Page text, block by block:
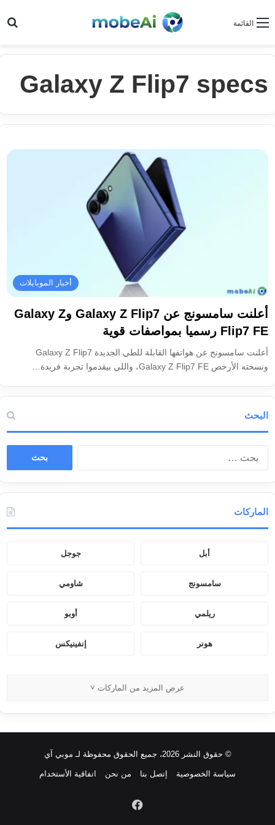
القائمة
Galaxy Z Flip7 specs
أخبار الموبايلات
أعلنت سامسونج عن Galaxy Z Flip7 وGalaxy Z
Flip7 FE رسميا بمواصفات قوية
أعلنت سامسونج عن هواتفها القابلة للطي الجديدة Galaxy Z Flip7
ونسخته الأرخص Galaxy Z Flip7 FE، واللي بيقدموا تجربة فريدة…
البحث
ن
الماركات
أبل جوجل
سامسونج شاومي
ريلمي أوبو
هونر إنفينيكس
عرض المزيد من الماركات ˅
© حقوق النشر 2026، جميع الحقوق محفوظة لـ موبي آي
سياسة الخصوصية إتصل بنا من نحن اتفاقية الأستخدام